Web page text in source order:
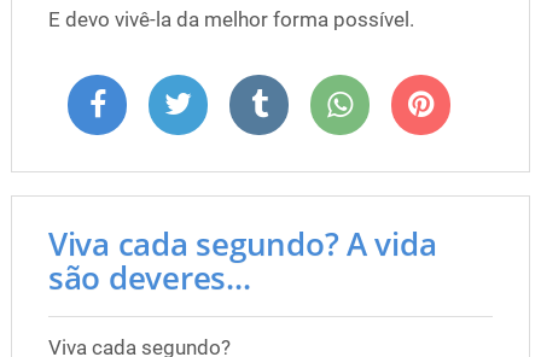
E devo vivê-la da melhor forma possível.
Viva cada segundo? A vida
são deveres...
Viva cada segundo?